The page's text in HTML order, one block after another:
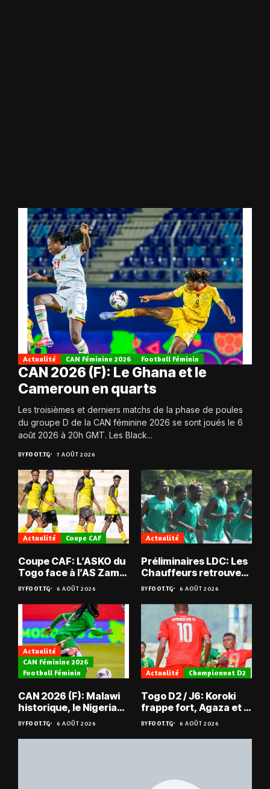
Actualité CAN Féminine 2026 Football Féminin
CAN 2026 (F): Le Ghana et le
Cameroun en quarts
Les troisièmes et derniers matchs de la phase de poules
du groupe D de la CAN féminine 2026 se sont joués le 6
août 2026 à 20h GMT. Les Black...
BYFOOT.TG 7 AOÛT 2026
Actualité Coupe CAF
Coupe CAF: L’ASKO du
Togo face à l’AS Zam
du Niger
BYFOOT.TG 6 AOÛT 2026
Actualité
Préliminaires LDC: Les
Chauffeurs retrouvent
les Mimos
BYFOOT.TG 6 AOÛT 2026
Actualité
CAN Féminine 2026
Football Féminin
CAN 2026 (F): Malawi
historique, le Nigeria
sauvé, la Zambie
éliminée
BYFOOT.TG 6 AOÛT 2026
Actualité Championnat D2
Togo D2 / J6: Koroki
frappe fort, Agaza et la
JCA assurent,
suspense avant Sara
FC – Doumbé FC
BYFOOT.TG 6 AOÛT 2026